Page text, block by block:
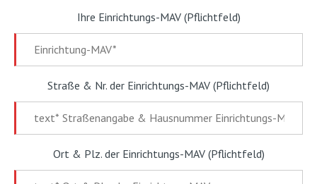
Ihre Einrichtungs-MAV (Pflichtfeld)
Straße & Nr. der Einrichtungs-MAV (Pflichtfeld)
Ort & Plz. der Einrichtungs-MAV (Pflichtfeld)